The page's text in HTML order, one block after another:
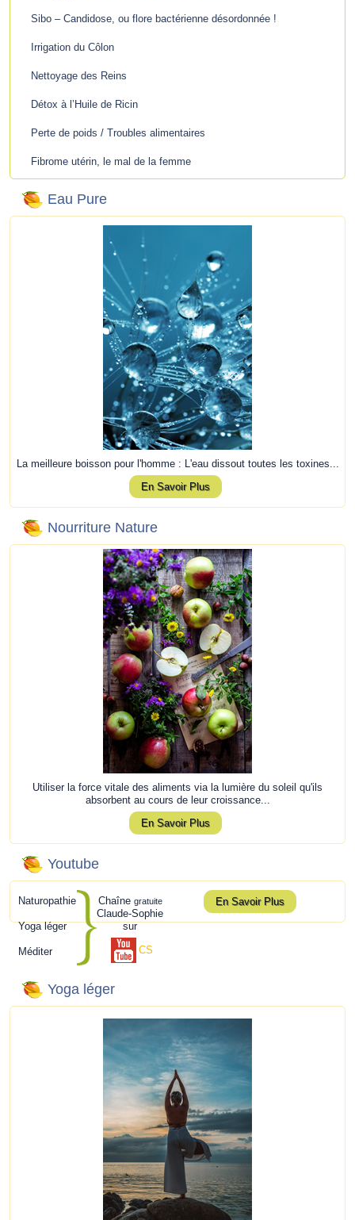
Sibo – Candidose, ou flore bactérienne désordonnée !
Irrigation du Côlon
Nettoyage des Reins
Détox à l’Huile de Ricin
Perte de poids / Troubles alimentaires
Fibrome utérin, le mal de la femme
Eau Pure
La meilleure boisson pour l'homme : L'eau dissout toutes les toxines...
En Savoir Plus
Nourriture Nature
Utiliser la force vitale des aliments via la lumière du soleil qu'ils
absorbent au cours de leur croissance...
En Savoir Plus
Youtube
Naturopathie
Yoga léger
Méditer
Chaîne gratuite
Claude-Sophie
sur
CS
En Savoir Plus
Yoga léger